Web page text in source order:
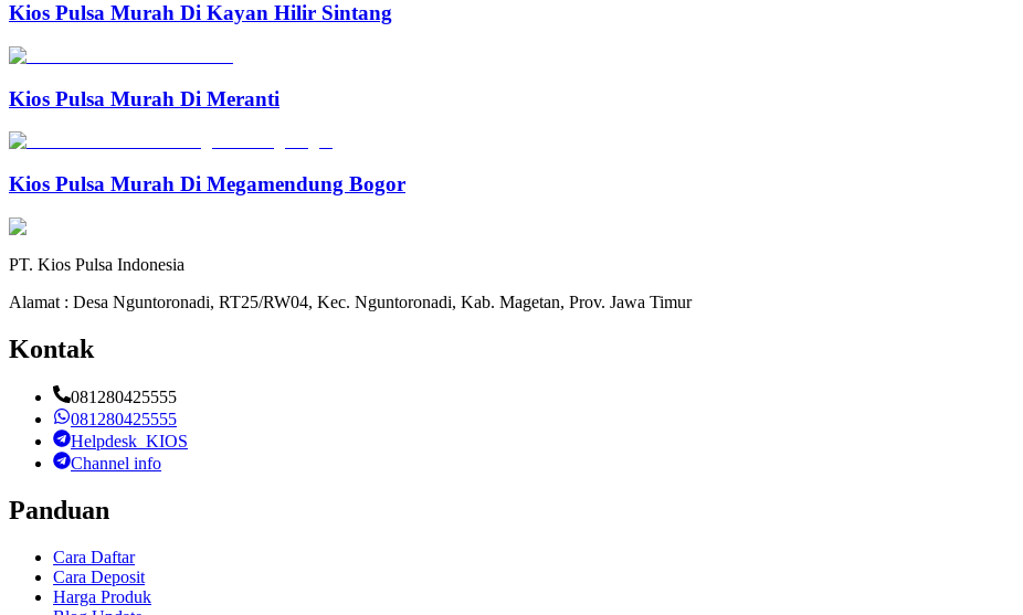
Kios Pulsa Murah Di Kayan Hilir Sintang
Kios Pulsa Murah Di Meranti
Kios Pulsa Murah Di Megamendung Bogor
PT. Kios Pulsa Indonesia
Alamat : Desa Nguntoronadi, RT25/RW04, Kec. Nguntoronadi, Kab. Magetan, Prov. Jawa Timur
Kontak
081280425555
081280425555
Helpdesk_KIOS
Channel info
Panduan
Cara Daftar
Cara Deposit
Harga Produk